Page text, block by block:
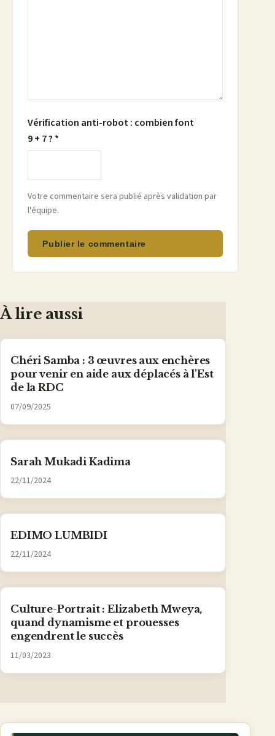
Vérification anti-robot : combien font
9 + 7 ? *
Votre commentaire sera publié après validation par
l'équipe.
Publier le commentaire
À lire aussi
Chéri Samba : 3 œuvres aux enchères
pour venir en aide aux déplacés à l'Est
de la RDC
07/09/2025
Sarah Mukadi Kadima
22/11/2024
EDIMO LUMBIDI
22/11/2024
Culture-Portrait : Elizabeth Mweya,
quand dynamisme et prouesses
engendrent le succès
11/03/2023